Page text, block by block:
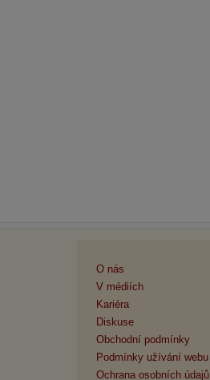
O nás
V médiích
Kariéra
Diskuse
Obchodní podmínky
Podmínky užívání webu
Ochrana osobních údajů